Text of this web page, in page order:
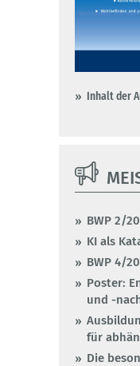
Inhalt der
BWP 2/
KI als
BWP 4/
Poster:
und -
für
Die